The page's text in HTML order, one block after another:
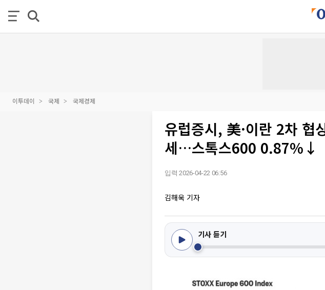
이투데이 국제 국제경제
유럽증시, 美·이란 2차 협
세…스톡스600 0.87%↓
입력 2026-04-22 06:56
김해욱 기자
기사 듣기